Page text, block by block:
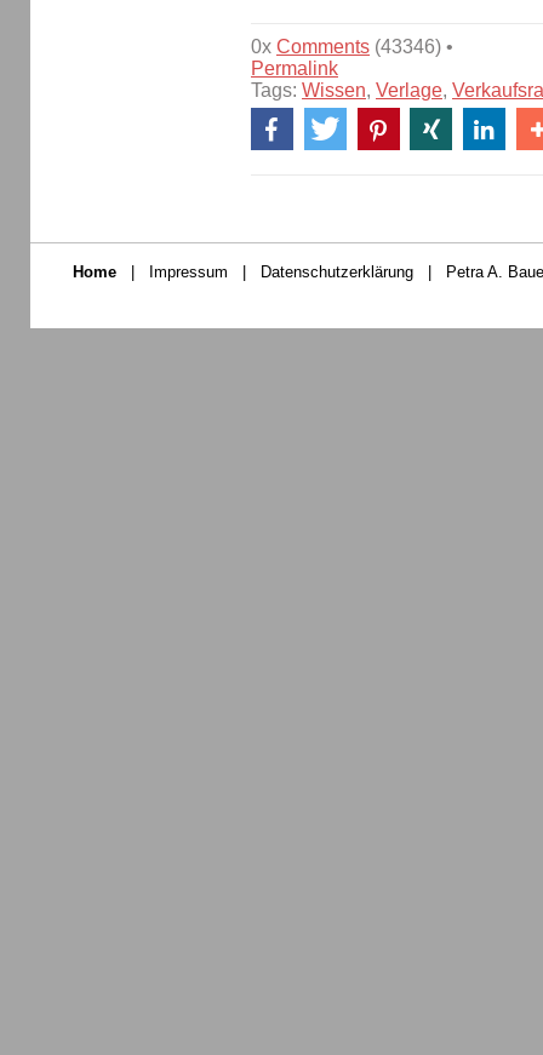
0x Comments (43346) •
Permalink
Tags: Wissen, Verlage,
Home Impressum Datenschutzerklärung Petra A.